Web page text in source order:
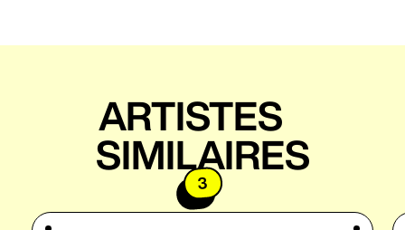
ARTISTES
SIMILAIRES
3